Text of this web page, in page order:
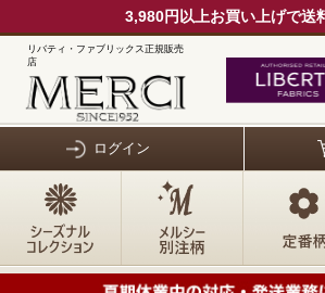
3,980円以上お買い上げで送
リバティ・ファブリックス正規販売
店
ログイン